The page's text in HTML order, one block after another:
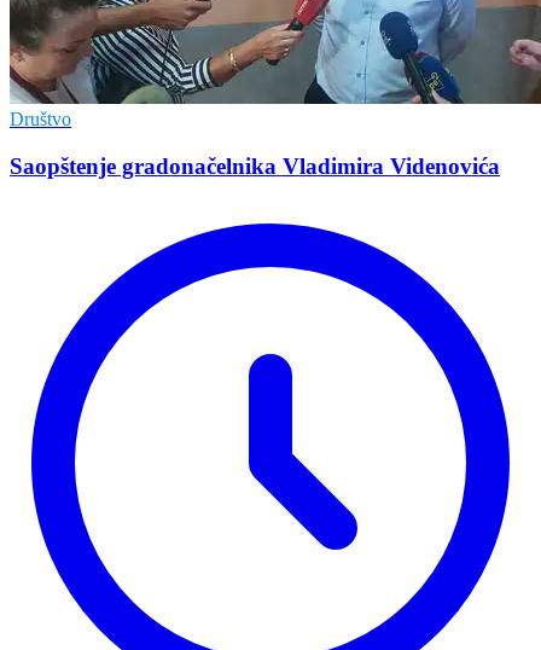
Društvo
Saopštenje gradonačelnika Vladimira Videnovića